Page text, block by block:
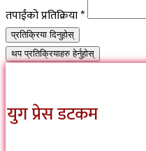
तपाईंको प्रतिक्रिया*
प्रतिक्रिया दिनुहोस्
थप प्रतिक्रियाहरु हेर्नुहोस्
युग प्रेस डटकम